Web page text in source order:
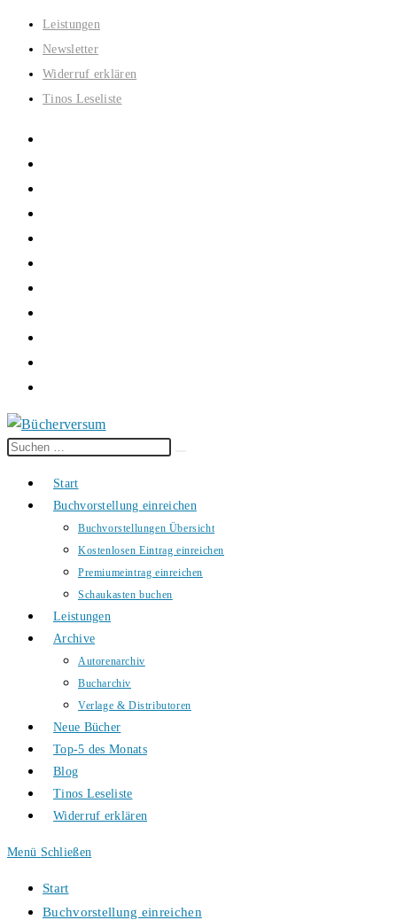
Zum
Inhalt
springen
Leistungen
Newsletter
Widerruf erklären
Tinos Leseliste
Diese
durchsuchen
Start
Buchvorstellung einreichen
Buchvorstellungen Übersicht
Kostenlosen Eintrag einreichen
Premiumeintrag einreichen
Schaukasten buchen
Leistungen
Archive
Autorenarchiv
Bucharchiv
Verlage & Distributoren
Neue Bücher
Top-5 des Monats
Blog
Tinos Leseliste
Widerruf erklären
Menü Schließen
Start
Buchvorstellung einreichen